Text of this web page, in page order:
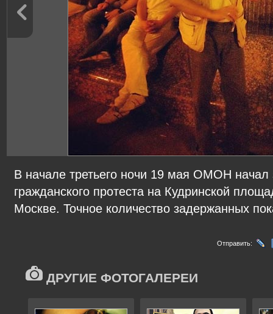
В начале третьего ночи 19 мая ОМОН начал
гражданского протеста на Кудринской
Москве. Точное количество задержанных
Отправить:
ДРУГИЕ ФОТОГАЛЕРЕИ